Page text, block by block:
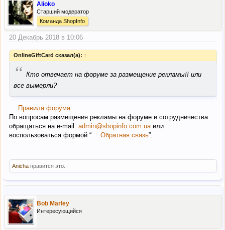
Alioko
Старший модератор
Команда ShopInfo
20 Декабрь 2018 в 10:06
OnlineGiftCard сказал(а): ↑
“ Кто отвечает на форуме за размещение рекламы!! или
все вымерли?
Правила форума:
По вопросам размещения рекламы на форуме и сотрудничества
обращаться на e-mail: admin@shopinfo.com.uaили
воспользоваться формой “
Обратная связь”.
Anicha нравится это.
Bob Marley
Интересующийся